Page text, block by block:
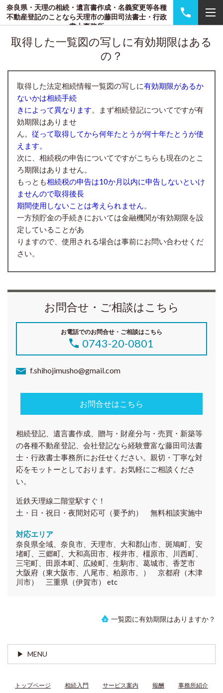
奈良県・天理の相続・遺言書作成・名義変更等各種
不動産登記のことなら天理市の藤田司法書士・行政
書士事務所
取得した一覧図の写しに有効期限はある
の？
取得した法定相続情報一覧図の写しに有効期限があるか
ないかは相続手続
きによって異なります 。まず相続登記についてですが有
効期限はありませ
ん。 従って取得してから何年たとうが何十年たとうが使
えます。
次に、相続税の申告についてですがこちらも現在のとこ
ろ期限はありません。
もっとも相続税の申告は10か月以内に申告しないといけ
ませんので取得後長
期間使用しないことは考えられません
一方預貯金の手続きにおいては金融機関が有効期限を設
定していることがあ
りますので、使用される場合は事前にお問い合わせくだ
さい。
お問合せ・ご相談はこちら
お電話でのお問合せ・ご相談はこちら
0743-20-0801
f.shihojimusho@gmail.com
お問合せはこちら
相続登記、遺言書作成、贈与・財産分与・売買・新築等
の各種不動産登記、会社登記なら経験豊富な藤田司法書
士・行政書士事務所にお任せください。親切・丁寧な対
応をモットーとしております。お気軽にご相談くださ
い。
近鉄天理線二階堂駅すぐ！
土・日・祝日・夜間対応可（要予約） 無料相談実施中
対応エリア
奈良県全域、奈良市、天理市、大和郡山市、斑鳩町、安
堵町、三郷町、大和高田市、桜井市、橿原市、川西町、
三宅町、田原本町、広綾町、生駒市、葛城市、香芝市
大阪府（東大阪市、八尾市、柏原市、） 京都府（木津
川市） 三重県（伊賀市） etc
一覧図に有効期限はありますか？
MENU
トップページ 相続入門 サービス案内 報酬
事務所紹介